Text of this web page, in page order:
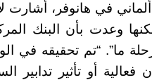
في هانوفر، أشارت
وعدت بأن البنك
2٪ “في مرحلة ما”. “تم
فعالية أو تأثير